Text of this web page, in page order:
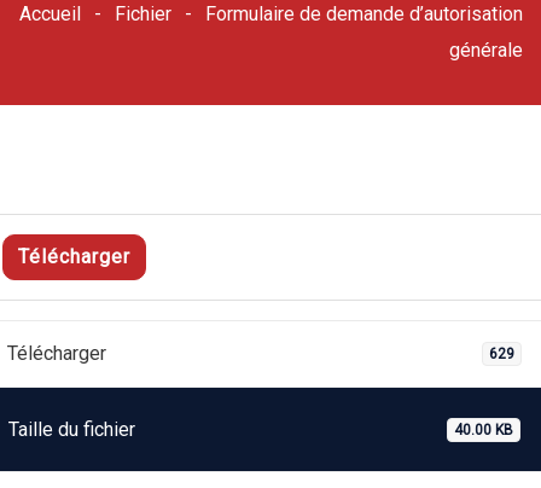
Accueil Fichier
Formulaire de demande d’autorisation
générale
Télécharger
Télécharger 629
Taille du fichier 40.00 KB